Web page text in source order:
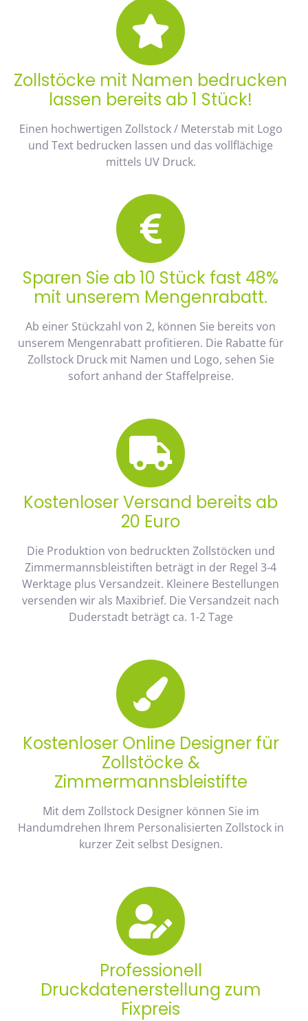
Zollstöcke mit Namen bedrucken
lassen bereits ab 1 Stück!
Einen hochwertigen Zollstock / Meterstab mit Logo
und Text bedrucken lassen und das vollflächige
mittels UV Druck.
Sparen Sie ab 10 Stück fast 48%
mit unserem Mengenrabatt.
Ab einer Stückzahl von 2, können Sie bereits von
unserem Mengenrabatt profitieren. Die Rabatte für
Zollstock Druck mit Namen und Logo, sehen Sie
sofort anhand der Staffelpreise.
Kostenloser Versand bereits ab
20 Euro
Die Produktion von bedruckten Zollstöcken und
Zimmermannsbleistiften beträgt in der Regel 3-4
Werktage plus Versandzeit. Kleinere Bestellungen
versenden wir als Maxibrief. Die Versandzeit nach
Duderstadt beträgt ca. 1-2 Tage
Kostenloser Online Designer für
Zollstöcke &
Zimmermannsbleistifte
Mit dem Zollstock Designer können Sie im
Handumdrehen Ihrem Personalisierten Zollstock in
kurzer Zeit selbst Designen.
Professionell
Druckdatenerstellung zum
Fixpreis